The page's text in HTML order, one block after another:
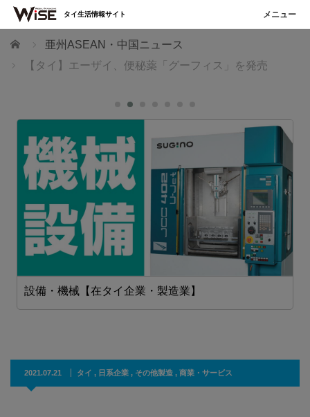
ホーム
亜州ASEAN・中国ニュース
【タイ】エーザイ、便秘薬「グーフィス」を発売
設備・機械【在タイ企業・製造業】
2021.07.21 タイ , 日系企業 , その他製造 , 商業・サービス
タイ生活情報サイト